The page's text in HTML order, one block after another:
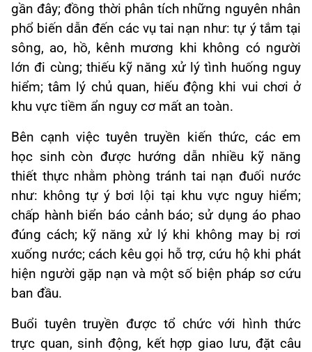
gần đây; đồng thời phân tích những nguyên nhân
phổ biến dẫn đến các vụ tai nạn như: tự ý tắm tại
sông, ao, hồ, kênh mương khi không có người
lớn đi cùng; thiếu kỹ năng xử lý tình huống nguy
hiểm; tâm lý chủ quan, hiếu động khi vui chơi ở
khu vực tiềm ẩn nguy cơ mất an toàn.
Bên cạnh việc tuyên truyền kiến thức, các em
học sinh còn được hướng dẫn nhiều kỹ năng
thiết thực nhằm phòng tránh tai nạn đuối nước
như: không tự ý bơi lội tại khu vực nguy hiểm;
chấp hành biển báo cảnh báo; sử dụng áo phao
đúng cách; kỹ năng xử lý khi không may bị rơi
xuống nước; cách kêu gọi hỗ trợ, cứu hộ khi phát
hiện người gặp nạn và một số biện pháp sơ cứu
ban đầu.
Buổi tuyên truyền được tổ chức với hình thức
trực quan, sinh động, kết hợp giao lưu, đặt câu